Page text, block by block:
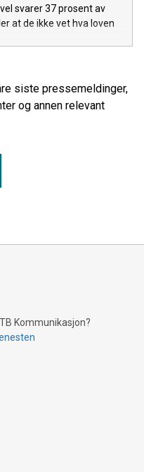
svarer 37 prosent av
at de ikke vet hva loven
siste pressemeldinger,
og annen relevant
Kommunikasjon?